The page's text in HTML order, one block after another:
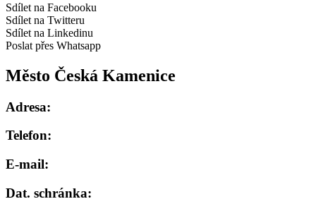
Sdílet na Facebooku
Sdílet na Twitteru
Sdílet na Linkedinu
Poslat přes Whatsapp
Město Česká Kamenice
Adresa:
Telefon:
E-mail:
Dat. schránka: